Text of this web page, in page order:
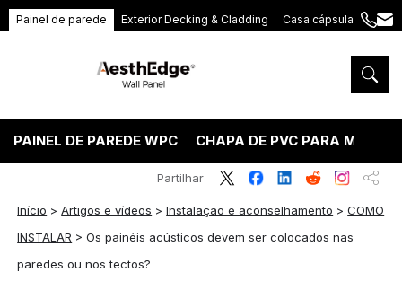
Painel de parede Exterior Decking & Cladding Casa cápsula
+86
5575
PAINEL DE PAREDE WPC CHAPA DE PVC PARA
Início >Artigos e vídeos >Instalação e aconselhamento >COMO
INSTALAR >Os painéis acústicos devem ser colocados nas
paredes ou nos tectos?
Partilhar